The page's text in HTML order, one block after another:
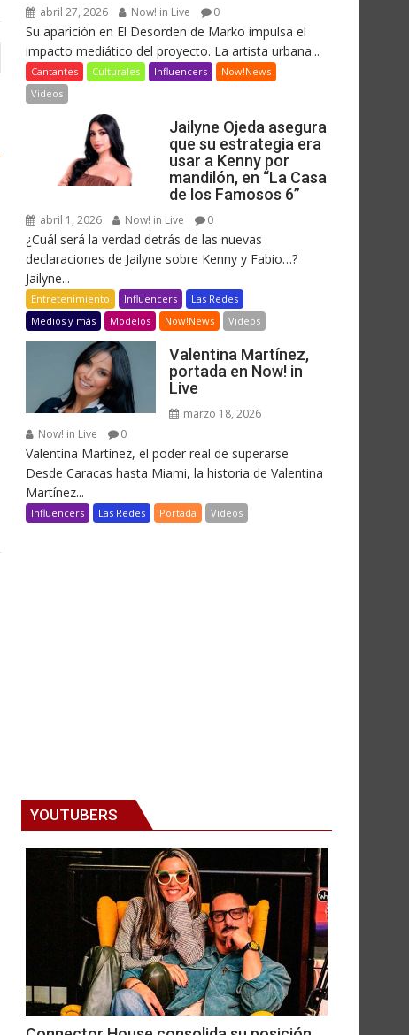
abril 27, 2026 Now! in Live 0
Su aparición en El Desorden de Marko impulsa el
impacto mediático del proyecto. La artista urbana...
Cantantes Culturales Influencers
Now!News
Videos
Jailyne Ojeda asegura
que su estrategia era
usar a Kenny por
mandilón, en “La Casa
de los Famosos 6”
abril 1, 2026 Now! in Live 0
¿Cuál será la verdad detrás de las nuevas
declaraciones de Jailyne sobre Kenny y Fabio…?
Jailyne...
Entretenimiento Influencers
Las Redes
Medios y más
Modelos Now!News Videos
Valentina Martínez,
portada en Now! in
Live
marzo 18, 2026
Now! in Live
0
Valentina Martínez, el poder real de superarse
Desde Caracas hasta Miami, la historia de Valentina
Martínez...
Influencers Las Redes Portada Videos
YOUTUBERS